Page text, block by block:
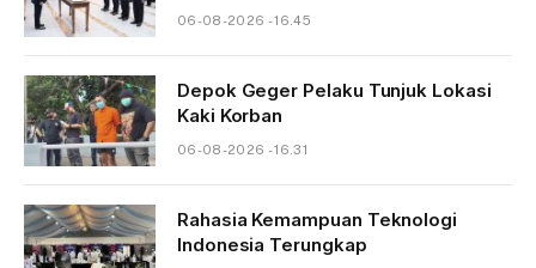
06-08-2026 - 16.45
Depok Geger Pelaku Tunjuk Lokasi
Kaki Korban
06-08-2026 - 16.31
Rahasia Kemampuan Teknologi
Indonesia Terungkap